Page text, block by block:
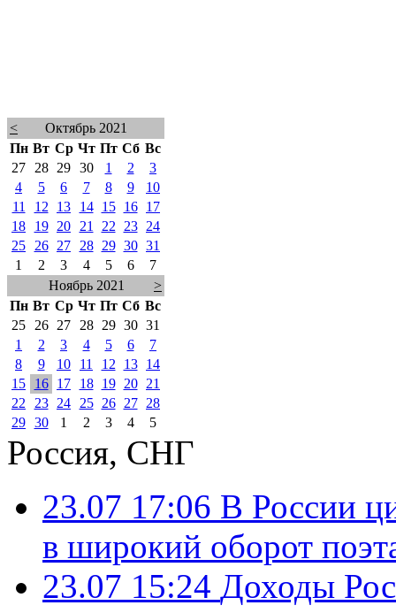
<
Октябрь 2021
Пн Вт Ср Чт Пт Сб Вс
27
28 29 30 1 2
3
4
5 6 7 8 9
10
11
12 13 14 15 16
17
18
19 20 21 22 23
24
25
26 27 28 29 30 31
1
2 3 4 5 6
7
Ноябрь 2021
>
Пн Вт Ср Чт Пт Сб Вс
25
26 27 28 29 30 31
1
2 3 4 5 6
7
8
9 10 11 12 13
14
15
16 17 18 19 20
21
22
23 24 25 26 27
28
29 30 1 2 3 4 5
Россия, СНГ
23.07 17:06 В России
в широкий оборот
23.07 15:24 Доходы